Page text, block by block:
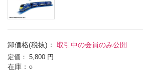
卸価格(税抜)： 取引中の会員のみ公開
定価： 5,800 円
在庫：○